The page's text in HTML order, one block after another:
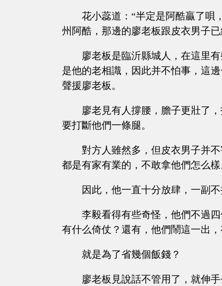
花小蕊道：“半定是阿酷贏了唄
州阿酷，那邊的廖老板跟皮衣男子
廖老板是臨沂縣城人，在這里
是他的老相識，因此并不怕事，這
聲援廖老板。
廖老見有人撐腰，膽子更壯了
要打斷他們一條腿。
對方人雖然多，但皮衣男子并
都是有家有業的，不敢拿他們怎么
因此，他一直十分放肆，一副
李毅看得有些奇怪，他們不過
有什么倚仗？還有，他們鬧這一出
就是為了省幾個飯錢？
廖老板見說話不管用了，就伸